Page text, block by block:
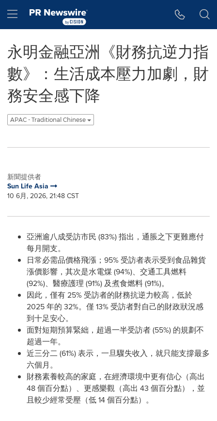
Hamburger menu
永明金融亞洲《財務抗逆力指
數》：生活成本壓力加劇，財
務安全感下降
APAC - Traditional Chinese
新聞提供者
Sun Life Asia
10 6月, 2026, 21:48 CST
亞洲逾八成受訪市民 (83%) 指出，通脹之下更難應付
每月開支。
日常必需品價格飛漲；95% 受訪者表示受到食品雜貨
漲價影響，其次是水電煤 (94%)、交通工具燃料
(92%)、醫療護理 (91%) 及煮食燃料 (91%)。
因此，僅有 25% 受訪者的財務抗逆力較高，低於
2025 年的 32%。僅 13% 受訪者對自己的財政狀況感
到十足安心。
面對短期預算緊絀，超過一半受訪者 (55%) 的規劃不
超過一年。
近三分二 (61%) 表示，一旦驟失收入，就只能支撐最多
六個月。
財務素養較高的家庭，在經濟環境中更有信心（高出
48 個百分點）、更感樂觀（高出 43 個百分點），並
且較少經常受壓（低 14 個百分點）。